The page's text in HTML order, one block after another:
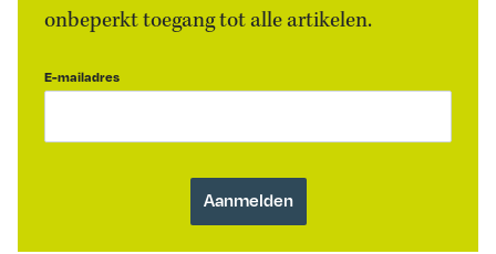
onbeperkt toegang tot alle artikelen.
E-mailadres